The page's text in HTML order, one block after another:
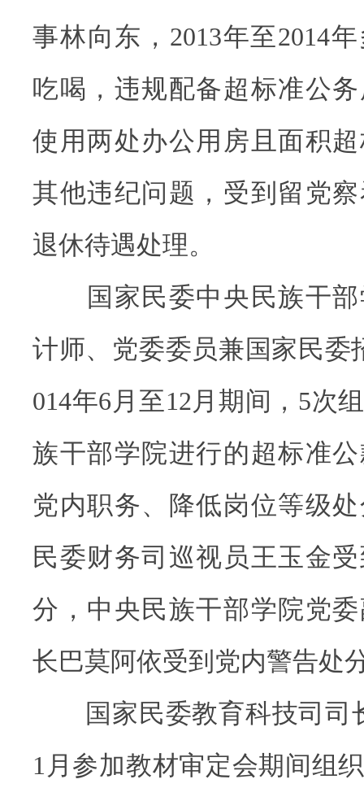
事林向东，2013年至2014
吃喝，违规配备超标准公
使用两处办公用房且面积
其他违纪问题，受到留党
退休待遇处理。
国家民委中央民族干部
计师、党委委员兼国家民委
014年6月至12月期间，5次
族干部学院进行的超标准
党内职务、降低岗位等级
民委财务司巡视员王玉金
分，中央民族干部学院党
长巴莫阿依受到党内警告处
国家民委教育科技司司
1月参加教材审定会期间组